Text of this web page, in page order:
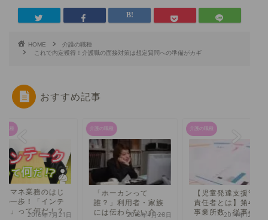
HOME
介護の職種
これで内定獲得！介護職の面接対策は想定質問への準備がカギ
おすすめ記事
職種
アマネ業務のはじ
の一歩！「インテ
ク」って何だ！？
2016年7月21日
介護の職種
「ホーカンって
誰？」利用者・家族
には伝わらない介護
2016年4月28日
介護の職種
【児童発達支援管理
責任者とは】第4回
事業所数・従事者数
2014年12月17